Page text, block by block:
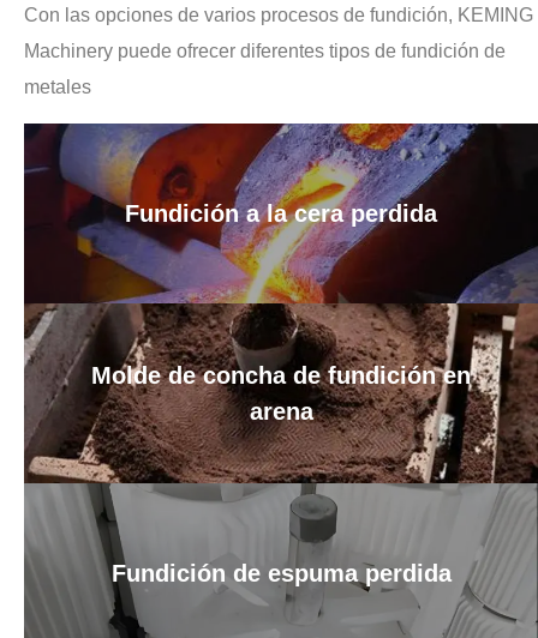
Con las opciones de varios procesos de fundición, KEMING
Machinery puede ofrecer diferentes tipos de fundición de
metales
Fundición a la cera perdida
Molde de concha de fundición en
arena
Fundición de espuma perdida